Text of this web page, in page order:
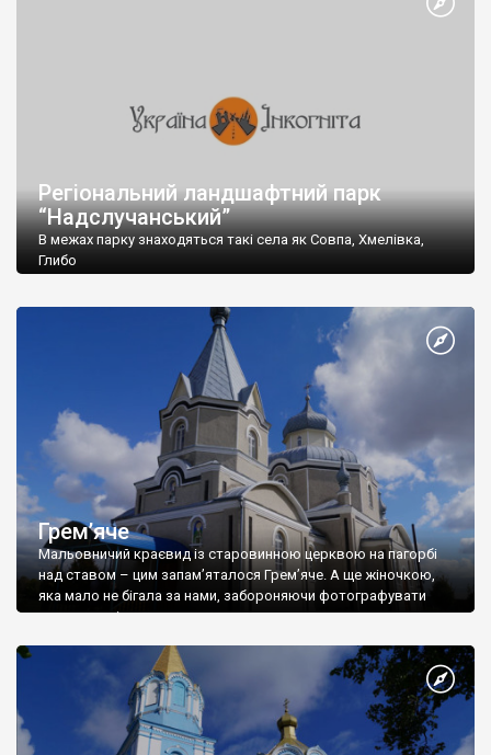
Регіональний ландшафтний парк
“Надслучанський”
В межах парку знаходяться такі села як Совпа, Хмелівка,
Глибо
Грем’яче
Мальовничий краєвид із старовинною церквою на пагорбі
над ставом – цим запам’яталося Грем’яче. А ще жіночкою,
яка мало не бігала за нами, забороняючи фотографувати
церкву, навіть здалеку.